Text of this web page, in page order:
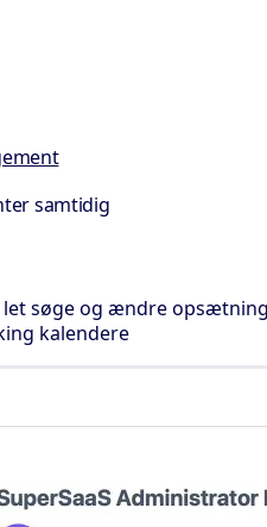
samtidig
søge og ændre
kalendere